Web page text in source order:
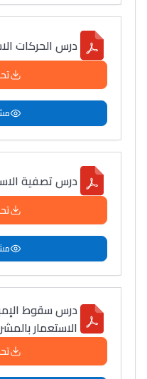
درس الحركات
درس تصفية
درس سقوط
الاستعمار